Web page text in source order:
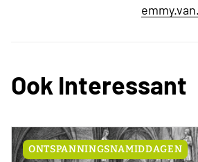
Ook Interessant
ONTSPANNINGSNAMIDDAGEN